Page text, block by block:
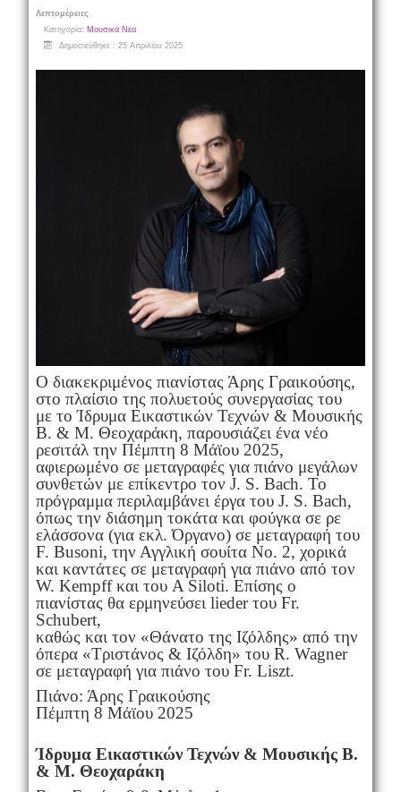
Λεπτομέρειες
Κατηγορία: Μουσικά Νέα
Δημοσιεύθηκε : 25 Απριλίου 2025
Ο διακεκριμένος πιανίστας Άρης Γραικούσης,
στο πλαίσιο της πολυετούς συνεργασίας του
με το Ίδρυμα Εικαστικών Τεχνών & Μουσικής
Β. & Μ. Θεοχαράκη, παρουσιάζει ένα νέο
ρεσιτάλ την Πέμπτη 8 Μάϊου 2025,
αφιερωμένο σε μεταγραφές για πιάνο μεγάλων
συνθετών με επίκεντρο τον J. S. Bach. Το
πρόγραμμα περιλαμβάνει έργα του J. S. Bach,
όπως την διάσημη τοκάτα και φούγκα σε ρε
ελάσσονα (για εκλ. Όργανο) σε μεταγραφή του
F. Busoni, την Αγγλική σουίτα Νο. 2, χορικά
και καντάτες σε μεταγραφή για πιάνο από τον
W. Kempff και του A Siloti. Επίσης ο
πιανίστας θα ερμηνεύσει lieder του Fr.
Schubert,
καθώς και τον «Θάνατο της Ιζόλδης» από την
όπερα «Τριστάνος & Ιζόλδη» του R. Wagner
σε μεταγραφή για πιάνο του Fr. Liszt.
Πιάνο: Άρης Γραικούσης
Πέμπτη 8 Μάϊου 2025
Ίδρυμα Εικαστικών Τεχνών & Μουσικής Β.
& Μ. Θεοχαράκη